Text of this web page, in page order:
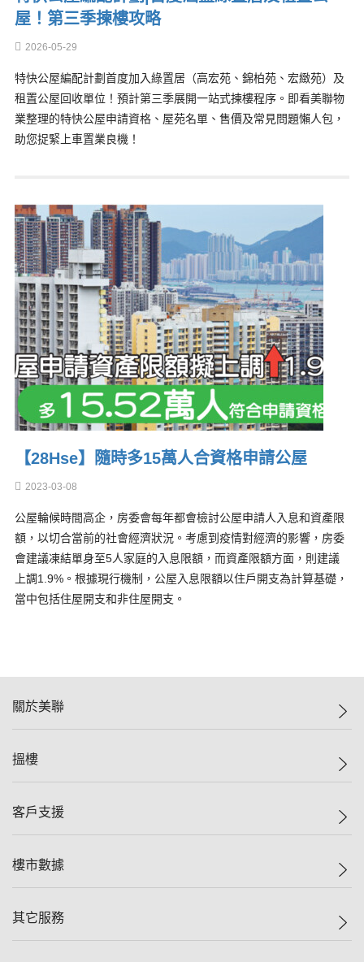
屋！第三季揀樓攻略
2026-05-29
特快公屋編配計劃首度加入綠置居（高宏苑、錦柏苑、宏緻苑）及
租置公屋回收單位！預計第三季展開一站式揀樓程序。即看美聯物
業整理的特快公屋申請資格、屋苑名單、售價及常見問題懶人包，
助您捉緊上車置業良機！
【28Hse】隨時多15萬人合資格申請公屋
2023-03-08
公屋輪候時間高企，房委會每年都會檢討公屋申請人入息和資產限
額，以切合當前的社會經濟狀況。考慮到疫情對經濟的影響，房委
會建議凍結單身至5人家庭的入息限額，而資產限額方面，則建議
上調1.9%。根據現行機制，公屋入息限額以住戶開支為計算基礎，
當中包括住屋開支和非住屋開支。
關於美聯
美聯集團
人才招募
搵樓
一手新盤
減價
美聯豪宅
獨家樓盤
客戶支援
自助放盤
查詢熱線
樓市數據
樓價指數
其它服務